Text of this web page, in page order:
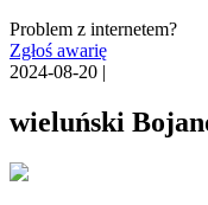
Problem z internetem?
Zgłoś awarię
2024-08-20 |
wieluński